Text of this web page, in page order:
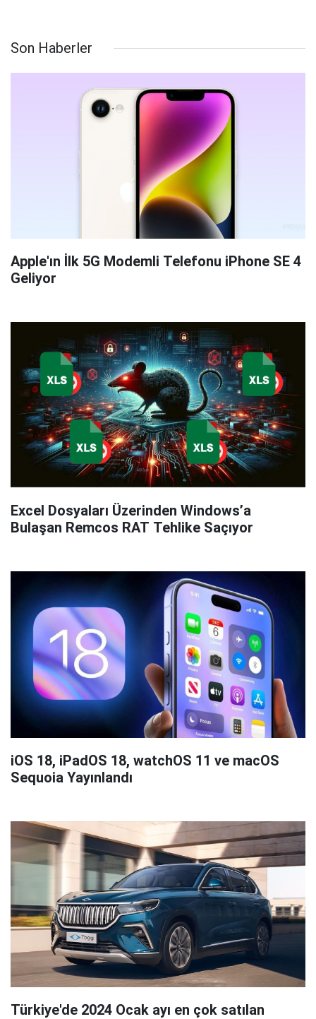
Son Haberler
Apple'ın İlk 5G Modemli Telefonu iPhone SE 4
Geliyor
Excel Dosyaları Üzerinden Windows’a
Bulaşan Remcos RAT Tehlike Saçıyor
iOS 18, iPadOS 18, watchOS 11 ve macOS
Sequoia Yayınlandı
Türkiye'de 2024 Ocak ayı en çok satılan